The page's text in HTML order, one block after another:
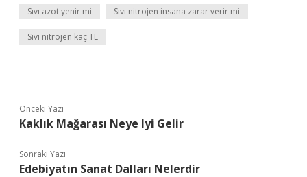
Sıvı azot yenir mi Sıvı nitrojen insana zarar verir mi
Sıvı nitrojen kaç TL
Önceki Yazı
Kaklık Mağarası Neye Iyi Gelir
Sonraki Yazı
Edebiyatın Sanat Dalları Nelerdir